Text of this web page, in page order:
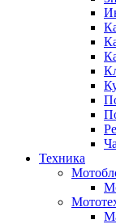
Техника